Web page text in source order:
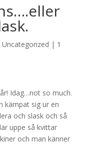
Uncategorized | 1
Idag…not so much.
kämpat sig ur en
och slask och så
uppe så kvittar
och man känner